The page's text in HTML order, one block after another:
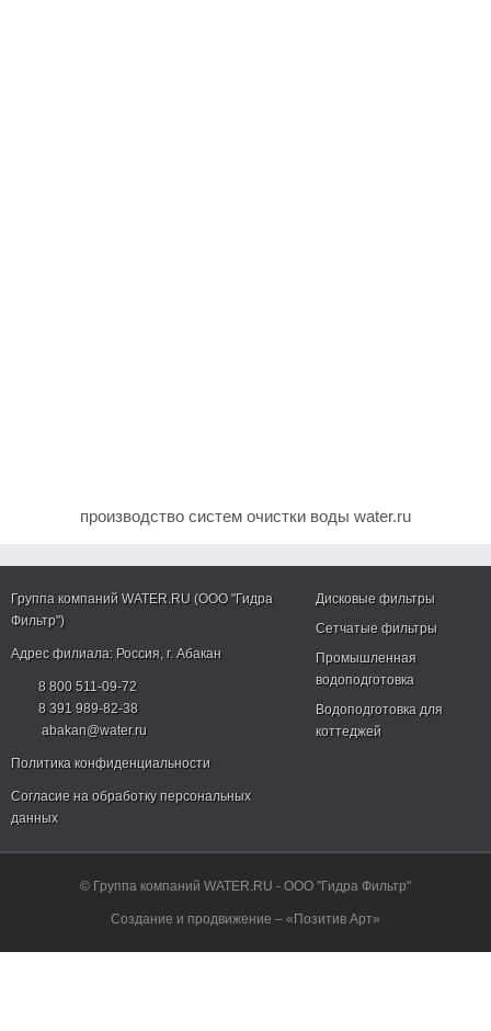
производство систем очистки воды water.ru
Группа компаний WATER.RU (ООО "Гидра
Фильтр")
Адрес филиала: Россия , г. Абакан
8 800 511-09-72
8 391 989-82-38
abakan@water.ru
Политика конфиденциальности
Согласие на обработку персональных
данных
Дисковые фильтры
Сетчатые фильтры
Промышленная
водоподготовка
Водоподготовка для
коттеджей
© Группа компаний WATER.RU - ООО "Гидра Фильтр"
Создание и продвижение – «Позитив Арт»